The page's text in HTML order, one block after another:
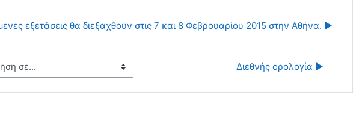
εξετάσεις θα διεξαχθούν στις 7 και 8 Φεβρουαρίου 2015 στην Αθήνα. ▶︎
Διεθνής ορολογία ▶︎